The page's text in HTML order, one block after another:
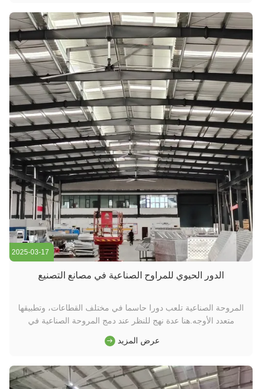
2025-03-17
الدور الحيوي للمراوح الصناعية في مصانع التصنيع
المروحة الصناعية تلعب دورا حاسما في مختلف القطاعات، وتطبيقها
متعدد الأوجه.هنا عدة نهج للنظر عند دمج المروحة الصناعية في
أمر ضروري لحماية صحة الموظفين وتعزيز عمر الآلات.والحرارة من
عرض المزيد